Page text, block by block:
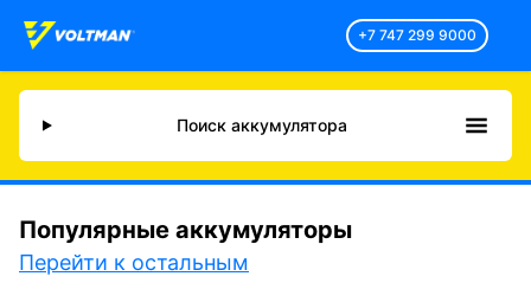
+7 747 299 9000
Поиск аккумулятора
Популярные аккумуляторы
Перейти к остальным